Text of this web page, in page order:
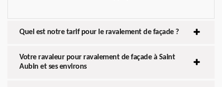
Quel est notre tarif pour le ravalement de façade ?
Votre ravaleur pour ravalement de façade à Saint
Aubin et ses environs